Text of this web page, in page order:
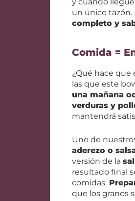
un único
completo y
Comida =
¿Qué hace que
las que este
una mañana
verduras y
mantendrá
Uno de
aderezo o
versión de la
resultado final
comidas.
que los granos